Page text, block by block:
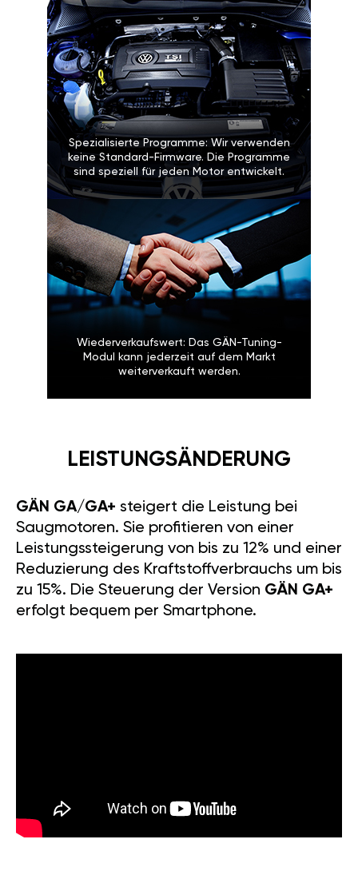
Spezialisierte Programme: Wir verwenden
keine Standard-Firmware. Die Programme
sind speziell für jeden Motor entwickelt.
Wiederverkaufswert: Das GÄN-Tuning-
Modul kann jederzeit auf dem Markt
weiterverkauft werden.
LEISTUNGSÄNDERUNG
GÄN GA/GA+ steigert die Leistung bei
Saugmotoren. Sie profitieren von einer
Leistungssteigerung von bis zu 12% und einer
Reduzierung des Kraftstoffverbrauchs um bis
zu 15%. Die Steuerung der Version GÄN GA+
erfolgt bequem per Smartphone.